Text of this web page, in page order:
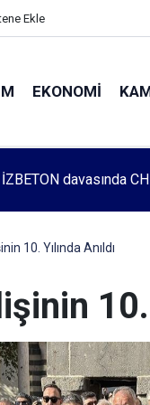
Ekle
EKONOMI
anneleri 1083.
10. Yılında Anıldı
10.